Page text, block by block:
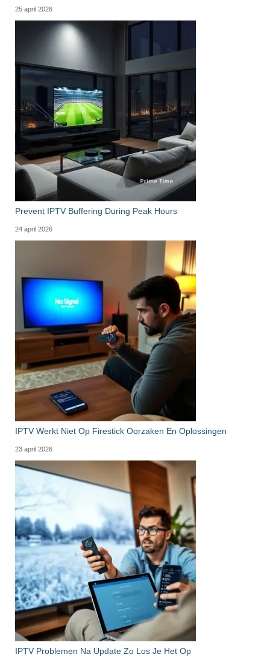
25 april 2026
Prevent IPTV Buffering During Peak Hours
24 april 2026
IPTV Werkt Niet Op Firestick Oorzaken En Oplossingen
23 april 2026
IPTV Problemen Na Update Zo Los Je Het Op